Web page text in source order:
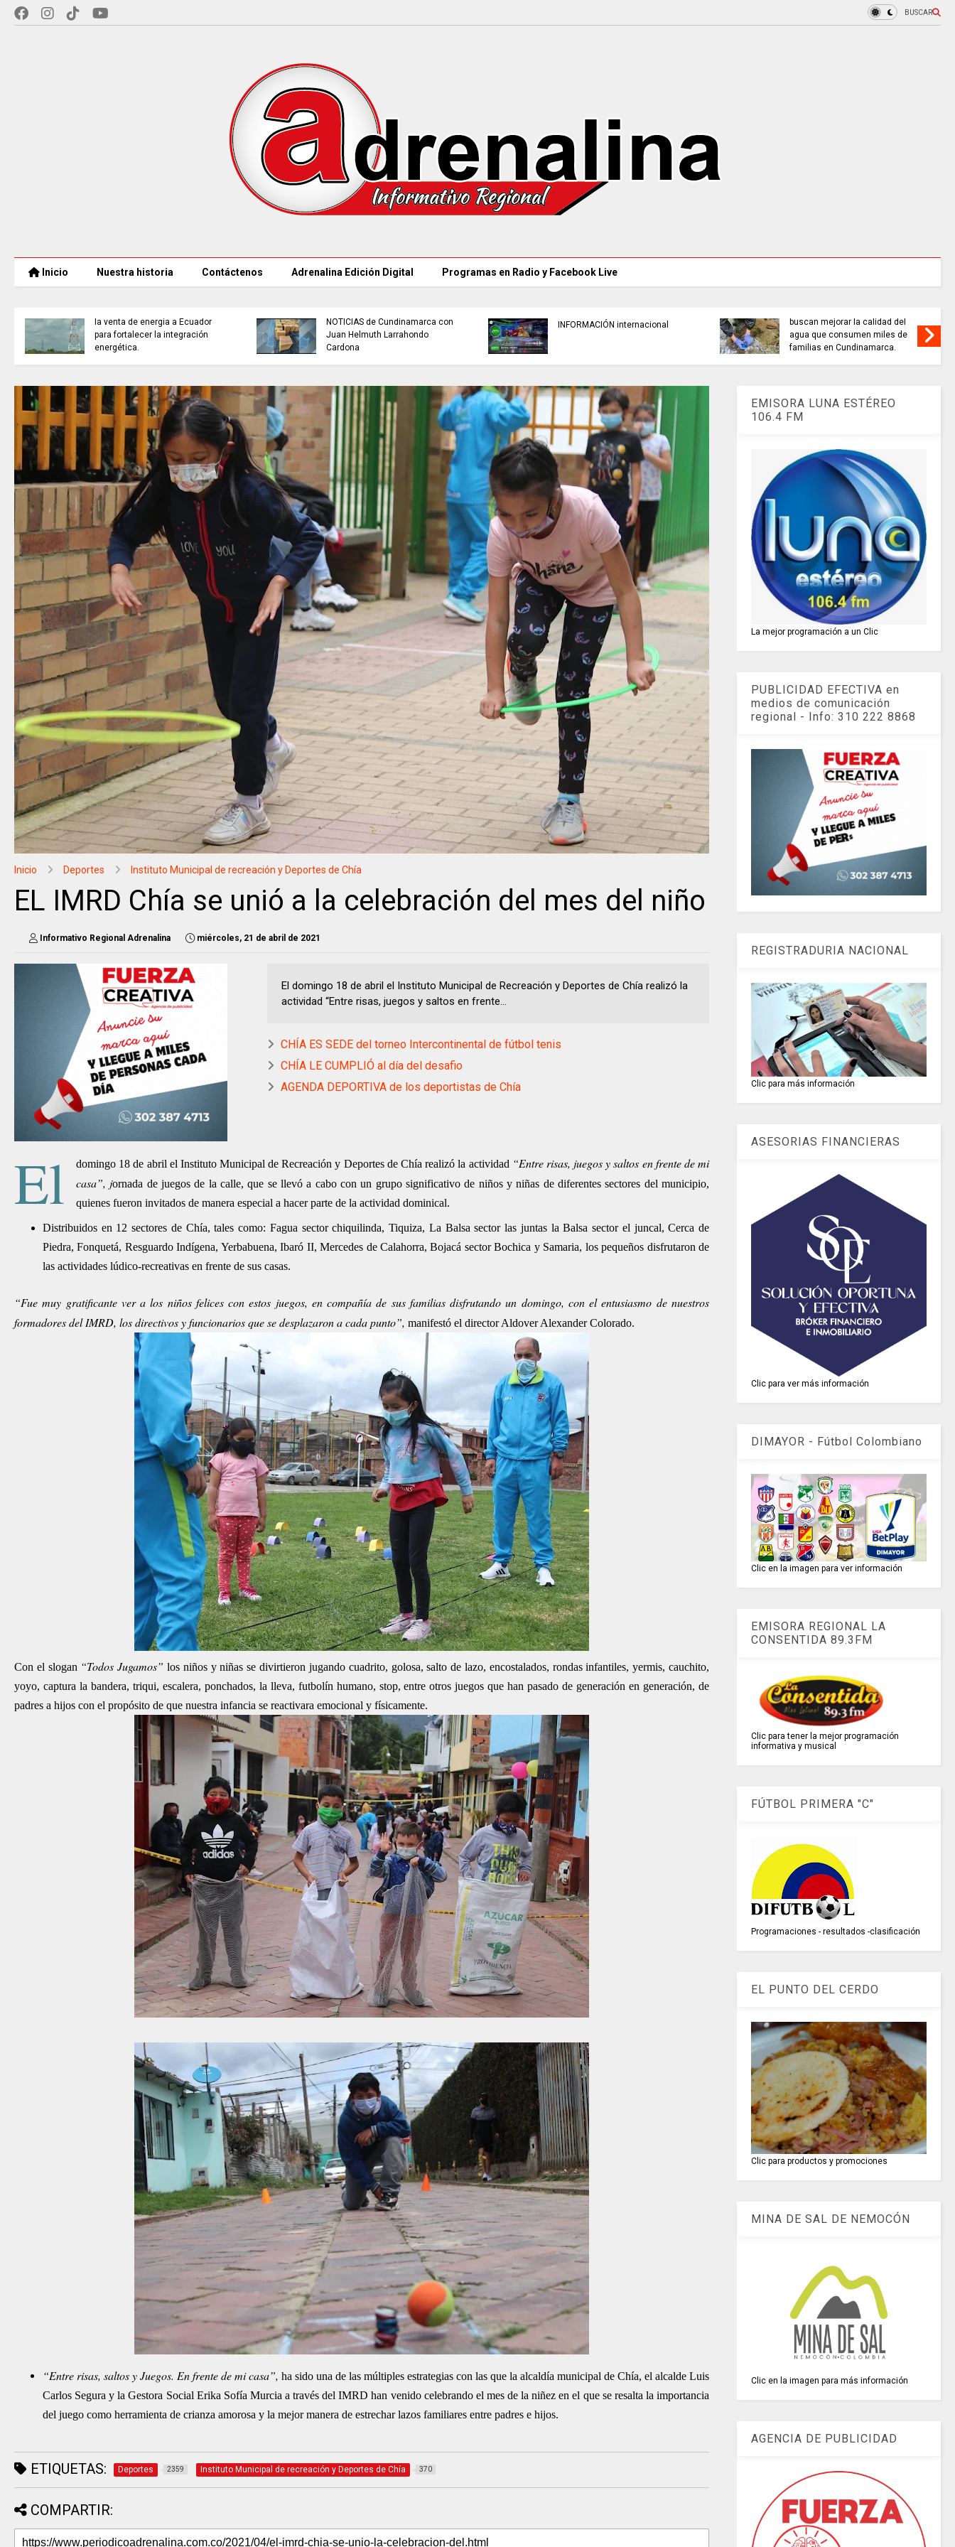
BUSCAR
Inicio Nuestra historia Contáctenos Adrenalina Edición Digital Programas en Radio y Facebook Live
la venta de energía a Ecuador
para fortalecer la integración
energética.
NOTICIAS de Cundinamarca con
Juan Helmuth Larrahondo
Cardona
INFORMACIÓN internacional
buscan mejorar la calidad del
agua que consumen miles de
familias en Cundinamarca.
Inicio Deportes Instituto Municipal de recreación y Deportes de Chía
EL IMRD Chía se unió a la celebración del mes del niño
Informativo Regional Adrenalina miércoles, 21 de abril de 2021
El domingo 18 de abril el Instituto Municipal de Recreación y Deportes de Chía realizó la
actividad “Entre risas, juegos y saltos en frente...
CHÍA ES SEDE del torneo Intercontinental de fútbol tenis
CHÍA LE CUMPLIÓ al día del desafio
AGENDA DEPORTIVA de los deportistas de Chía
El domingo 18 de abril el Instituto Municipal de Recreación y Deportes de Chía realizó la actividad “Entre risas, juegos y saltos en frente de mi
casa”, jornada de juegos de la calle, que se llevó a cabo con un grupo significativo de niños y niñas de diferentes sectores del municipio,
quienes fueron invitados de manera especial a hacer parte de la actividad dominical.
Distribuidos en 12 sectores de Chía, tales como: Fagua sector chiquilinda, Tiquiza, La Balsa sector las juntas la Balsa sector el juncal, Cerca de
Piedra, Fonquetá, Resguardo Indígena, Yerbabuena, Ibaró II, Mercedes de Calahorra, Bojacá sector Bochica y Samaria, los pequeños disfrutaron de
las actividades lúdico-recreativas en frente de sus casas.
“Fue muy gratificante ver a los niños felices con estos juegos, en compañía de sus familias disfrutando un domingo, con el entusiasmo de nuestros
formadores del IMRD, los directivos y funcionarios que se desplazaron a cada punto”, manifestó el director Aldover Alexander Colorado.
Con el slogan “Todos Jugamos” los niños y niñas se divirtieron jugando cuadrito, golosa, salto de lazo, encostalados, rondas infantiles, yermis, cauchito,
yoyo, captura la bandera, triqui, escalera, ponchados, la lleva, futbolín humano, stop, entre otros juegos que han pasado de generación en generación, de
padres a hijos con el propósito de que nuestra infancia se reactivara emocional y físicamente.
“Entre risas, saltos y Juegos. En frente de mi casa”, ha sido una de las múltiples estrategias con las que la alcaldía municipal de Chía, el alcalde Luis
Carlos Segura y la Gestora Social Erika Sofía Murcia a través del IMRD han venido celebrando el mes de la niñez en el que se resalta la importancia
del juego como herramienta de crianza amorosa y la mejor manera de estrechar lazos familiares entre padres e hijos.
ETIQUETAS: Deportes 2359 Instituto Municipal de recreación y Deportes de Chía 370
COMPARTIR:
EMISORA LUNA ESTÉREO
106.4 FM
La mejor programación a un Clic
PUBLICIDAD EFECTIVA en
medios de comunicación
regional - Info: 310 222 8868
REGISTRADURIA NACIONAL
Clic para más información
ASESORIAS FINANCIERAS
Clic para ver más información
DIMAYOR - Fútbol Colombiano
Clic en la imagen para ver información
EMISORA REGIONAL LA
CONSENTIDA 89.3FM
Clic para tener la mejor programación
informativa y musical
FÚTBOL PRIMERA "C"
Programaciones - resultados -clasificación
EL PUNTO DEL CERDO
Clic para productos y promociones
MINA DE SAL DE NEMOCÓN
Clic en la imagen para más información
AGENCIA DE PUBLICIDAD